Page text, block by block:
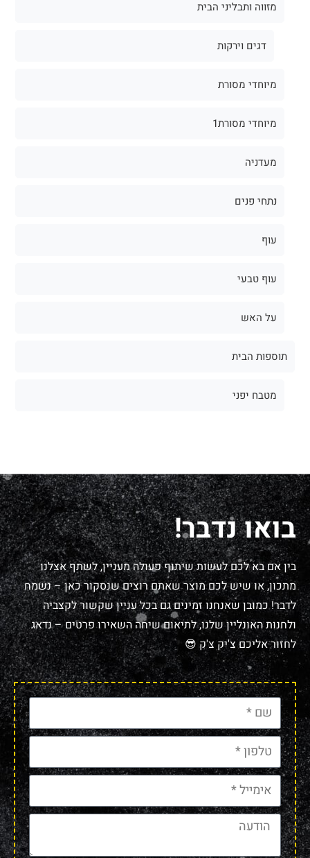
מזווה ותבליני הבית
דגים וירקות
מיוחדי מסורת
מיוחדי מסורת1
מעדניה
נתחי פנים
עוף
עוף טבעי
על האש
תוספות הבית
מטבח יפני
בואו נדבר!
בין אם בא לכם לעשות שיתוף פעולה מעניין, לשתף אצלנו
מתכון, או שיש לכם מוצר שאתם רוצים שנסקור כאן – נשמח
לדבר! כמובן שאנחנו זמינים גם בכל עניין שקשור לקצביה
ולחנות האונליין שלנו, לתיאום שיחה השאירו פרטים – נדאג
לחזור אליכם צ'יק צ'ק 😎